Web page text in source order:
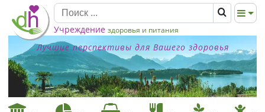
Учреждение здоровья и питания
Лучшие перспективы для Вашего здоровья